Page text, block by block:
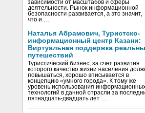
зависимости от масштабов и сферы
деятельности. Рынок информационной
безопасности развивается, а это значит,
что и …
Наталья Абрамович, Туристско-
информационный центр Казани:
Виртуальная поддержка
путешествий
Туристический бизнес, за счет развития
которого качество жизни населения
повышаться, хорошо вписывается в
концепцию «умного города». К тому же
уровень использования
технологий в данной отрасли за
пятнадцать-двадцать лет …